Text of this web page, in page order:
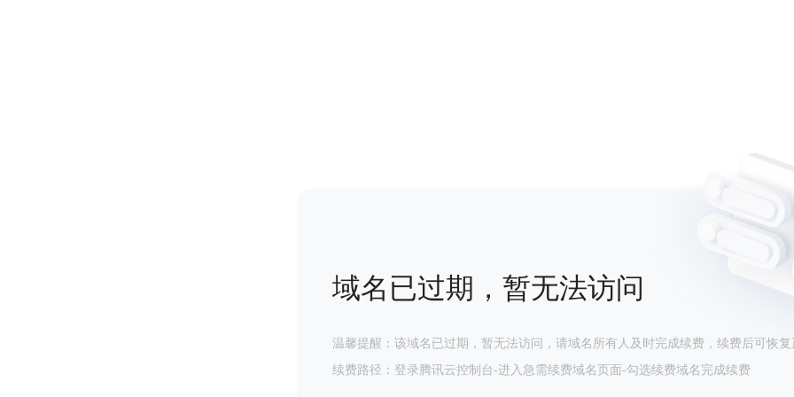
域名已过期，暂无法访问
温馨提醒：该域名已过期，暂无法访问，请域名所有人及时完成续费，续费后可恢复
续费路径：登录腾讯云控制台-进入急需续费域名页面-勾选续费域名完成续费